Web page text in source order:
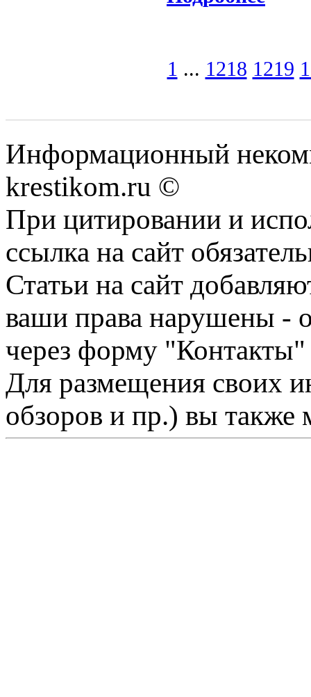
1 ... 1218 1219
Информационный
krestikom.ru ©
При цитировании и
ссылка на сайт
Статьи на сайт
ваши права нарушены -
через форму "Контакты"
Для размещения своих
обзоров и пр.) вы также